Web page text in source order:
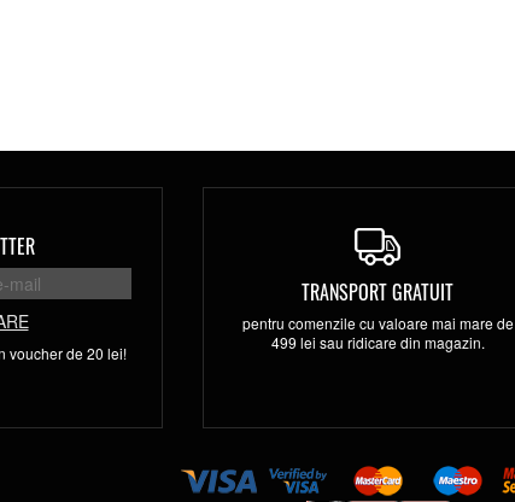
voucher de 20 lei!
TRANSPORT GRATUIT
pentru comenzile cu valoare mai mare de
499 lei sau ridicare din magazin.